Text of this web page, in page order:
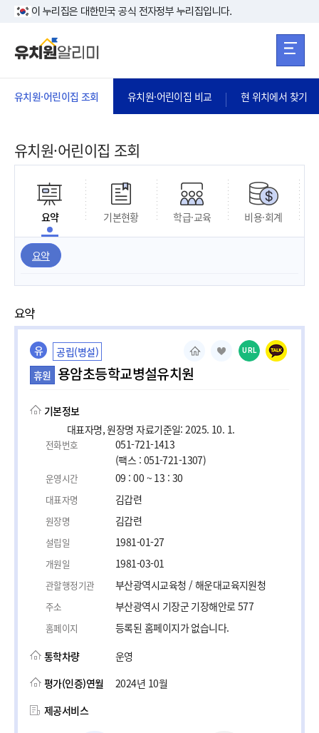
본문 바로가기
이 누리집은 대한민국 공식 전자정부 누리집입니다.
유치원·어린이집 조회 유치원·어린이집 비교 현 위치에서 찾기
유치원·어린이집 조회
요약 기본현황 학급·교육 비용·회계
요약
요약
유
공립(병설)
휴원 용암초등학교병설유치원
URL
기본정보
대표자명, 원장명 자료기준일: 2025. 10. 1.
전화번호
051-721-1413
(팩스 : 051-721-1307)
운영시간 09 : 00 ~ 13 : 30
대표자명 김갑련
원장명 김갑련
설립일 1981-01-27
개원일 1981-03-01
관할행정기관 부산광역시교육청 / 해운대교육지원청
주소 부산광역시 기장군 기장해안로 577
홈페이지
등록된 홈페이지가 없습니다.
통학차량
운영
평가(인증)연월
2024년 10월
제공서비스